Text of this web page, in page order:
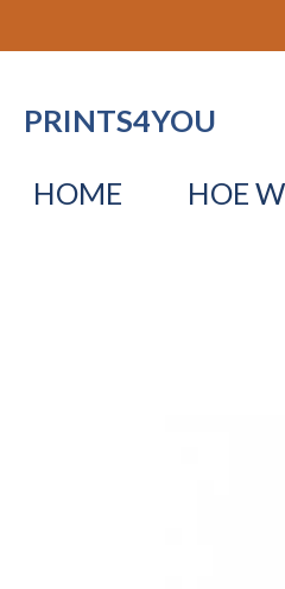
direct
dePRINTS4YOU
HOME HOE